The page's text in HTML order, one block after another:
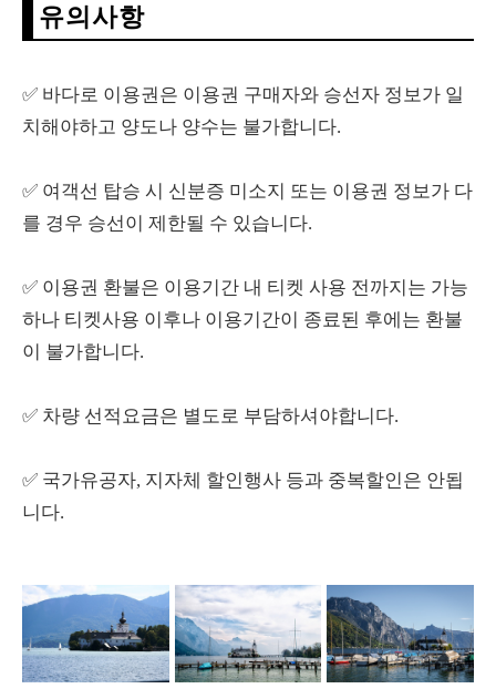
유의사항
✅ 바다로 이용권은 이용권 구매자와 승선자 정보가 일
치해야하고 양도나 양수는 불가합니다.
✅ 여객선 탑승 시 신분증 미소지 또는 이용권 정보가 다
를 경우 승선이 제한될 수 있습니다.
✅ 이용권 환불은 이용기간 내 티켓 사용 전까지는 가능
하나 티켓사용 이후나 이용기간이 종료된 후에는 환불
이 불가합니다.
✅ 차량 선적요금은 별도로 부담하셔야합니다.
✅ 국가유공자, 지자체 할인행사 등과 중복할인은 안됩
니다.